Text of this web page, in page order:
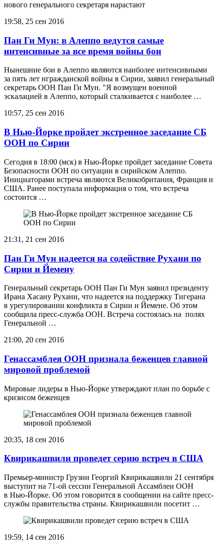
нового генерального секретаря нарастают
19:58, 25 сен 2016
Пан Ги Мун: в Алеппо ведутся самые
интенсивные за все время войны бои
Нынешние бои в Алеппо являются наиболее интенсивными
за пять лет нгражданской войны в Сирии, заявил генеральный
секретарь ООН Пан Ги Мун. "Я возмущен военной
эскалацией в Алеппо, который сталкивается с наиболее …
10:57, 25 сен 2016
В Нью-Йорке пройдет экстренное заседание СБ
ООН по Сирии
Сегодня в 18:00 (мск) в Нью-Йорке пройдет заседание Совета
Безопасности ООН по ситуации в сирийском Алеппо.
Инициаторами встреча являются Великобритания, Франция и
США. Ранее поступала информация о том, что встреча
состоится …
21:31, 21 сен 2016
Пан Ги Мун надеется на содействие Рухани по
Сирии и Йемену
Генеральный секретарь ООН Пан Ги Мун заявил президенту
Ирана Хасану Рухани, что надеется на поддержку Тигерана
в урегулировании конфликта в Сирии и Йемене. Об этом
сообщила пресс-служба ООН. Встреча состоялась на полях
Генеральной …
21:00, 20 сен 2016
Генассамблея ООН признала беженцев главной
мировой проблемой
Мировые лидеры в Нью-Йорке утверждают план по борьбе с
кризисом беженцев
20:35, 18 сен 2016
Квирикашвили проведет серию встреч в США
Премьер-министр Грузии Георгий Квирикашвили 21 сентября
выступит на 71-ой сессии Генеральной Ассамблеи ООН
в Нью-Йорке. Об этом говорится в сообщении на сайте пресс-
службы правительства страны. Квирикашвили посетит …
19:59, 14 сен 2016